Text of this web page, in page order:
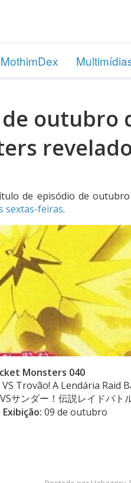
MothimDex
outubro
de episódio de
sextas-feiras.
Monsters 040
VS Trovão! A Lendária Raid
VSサンダー！伝説レイドバト
09 de outubro